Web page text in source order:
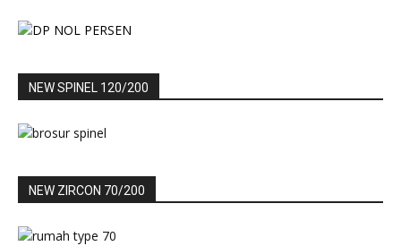
NEW SPINEL 120/200
NEW ZIRCON 70/200